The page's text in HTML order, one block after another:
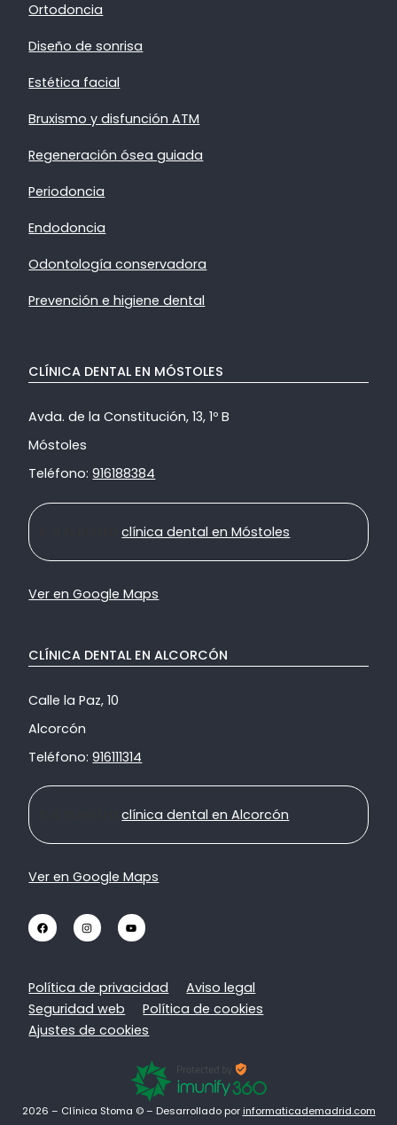
Ortodoncia
Diseño de sonrisa
Estética facial
Bruxismo y disfunción ATM
Regeneración ósea guiada
Periodoncia
Endodoncia
Odontología conservadora
Prevención e higiene dental
CLÍNICA DENTAL EN MÓSTOLES
Avda. de la Constitución, 13, 1º B
Móstoles
Teléfono:916188384
Ir a nuestraclínica dental en Móstoles
Ver en Google Maps
CLÍNICA DENTAL EN ALCORCÓN
Calle la Paz, 10
Alcorcón
Teléfono:916111314
Ir a nuestraclínica dental en Alcorcón
Ver en Google Maps
Política de privacidad
Aviso legal
Seguridad web
Política de cookies
Ajustes de cookies
2026 – Clínica Stoma © – Desarrollado porinformaticademadrid.com